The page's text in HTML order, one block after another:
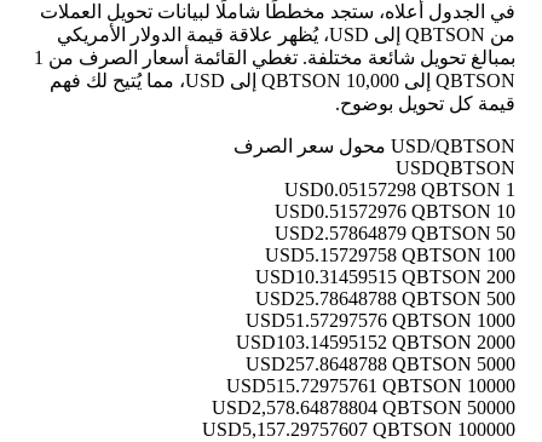
في الجدول أعلاه، ستجد مخططًا شاملًا لبيانات تحويل العملات
من QBTSON إلى USD، يُظهر علاقة قيمة الدولار الأمريكي
بمبالغ تحويل شائعة مختلفة. تغطي القائمة أسعار الصرف من 1
QBTSON إلى 10,000 QBTSON إلى USD، مما يُتيح لك فهم
قيمة كل تحويل بوضوح.
USD/QBTSON محول سعر الصرف
USDQBTSON
1 USD
0.05157298 QBTSON
10 USD
0.51572976 QBTSON
50 USD
2.57864879 QBTSON
100 USD
5.15729758 QBTSON
200 USD
10.31459515 QBTSON
500 USD
25.78648788 QBTSON
1000 USD
51.57297576 QBTSON
2000 USD
103.14595152 QBTSON
5000 USD
257.8648788 QBTSON
10000 USD
515.72975761 QBTSON
50000 USD
2,578.64878804 QBTSON
100000 USD
5,157.29757607 QBTSON